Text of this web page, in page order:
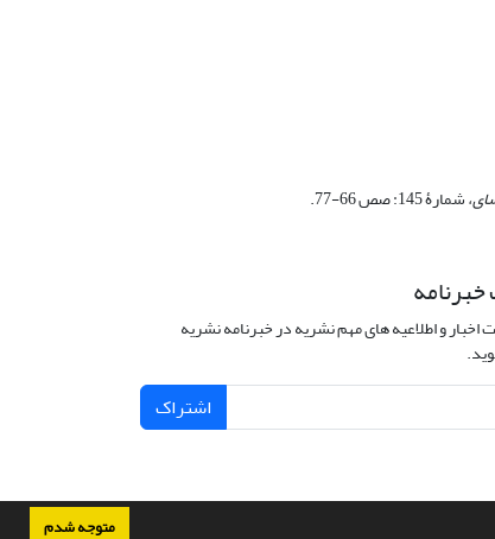
متوجه شدم
شمارۀ 145: صص 66-77.
اخبار و اطلاعیه های مهم نشریه در خبرنامه نشریه
اشتراک